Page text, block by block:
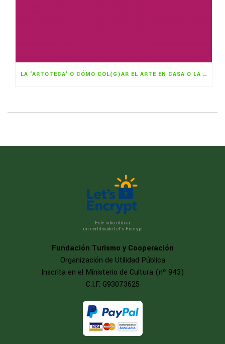
LA ‘ARTOTECA’ O CÓMO COL(G)AR EL ARTE EN CASA O LA OFICINA
Este sitio utiliza
un certificado Let’s Encrypt
Fundación Turismo y Cooperación
Organización de Utilidad Pública
Inscrita en el Ministerio de Cultura (nº 943)
C.I.F. G93073625